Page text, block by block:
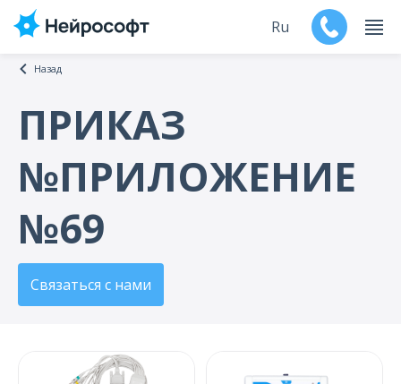
Продукты
Поддержка
Ru
Назад
ПРИКАЗ
№ПРИЛОЖЕНИЕ
№69
Связаться с нами